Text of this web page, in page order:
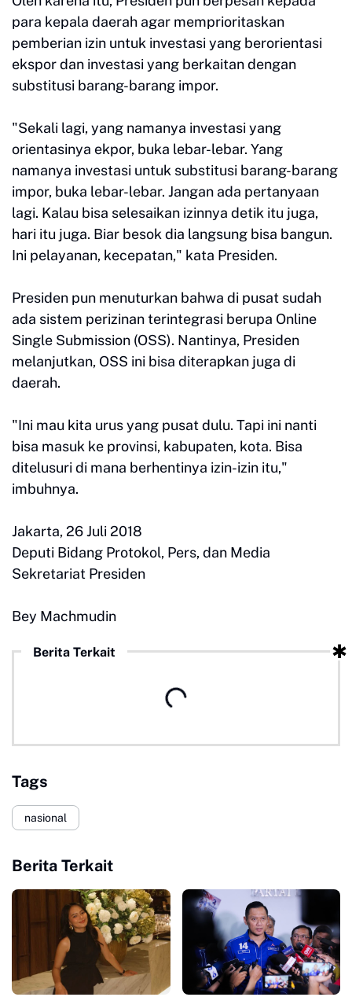
para kepala daerah agar memprioritaskan
pemberian izin untuk investasi yang berorientasi
ekspor dan investasi yang berkaitan dengan
substitusi barang-barang impor.
"Sekali lagi, yang namanya investasi yang
orientasinya ekpor, buka lebar-lebar. Yang
namanya investasi untuk substitusi barang-barang
impor, buka lebar-lebar. Jangan ada pertanyaan
lagi. Kalau bisa selesaikan izinnya detik itu juga,
hari itu juga. Biar besok dia langsung bisa bangun.
Ini pelayanan, kecepatan," kata Presiden.
Presiden pun menuturkan bahwa di pusat sudah
ada sistem perizinan terintegrasi berupa Online
Single Submission (OSS). Nantinya, Presiden
melanjutkan, OSS ini bisa diterapkan juga di
daerah.
"Ini mau kita urus yang pusat dulu. Tapi ini nanti
bisa masuk ke provinsi, kabupaten, kota. Bisa
ditelusuri di mana berhentinya izin-izin itu,"
imbuhnya.
Jakarta, 26 Juli 2018
Deputi Bidang Protokol, Pers, dan Media
Sekretariat Presiden
Bey Machmudin
Berita Terkait
Tags
nasional
Berita Terkait